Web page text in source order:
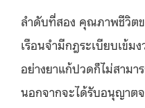
ลำดับที่สอง คุณภาพชีวิตข
เรือนจำมีกฎระเบียบเข้ม
อย่างยาแก้ปวดก็ไม่สาม
นอกจากจะได้รับอนุญาต